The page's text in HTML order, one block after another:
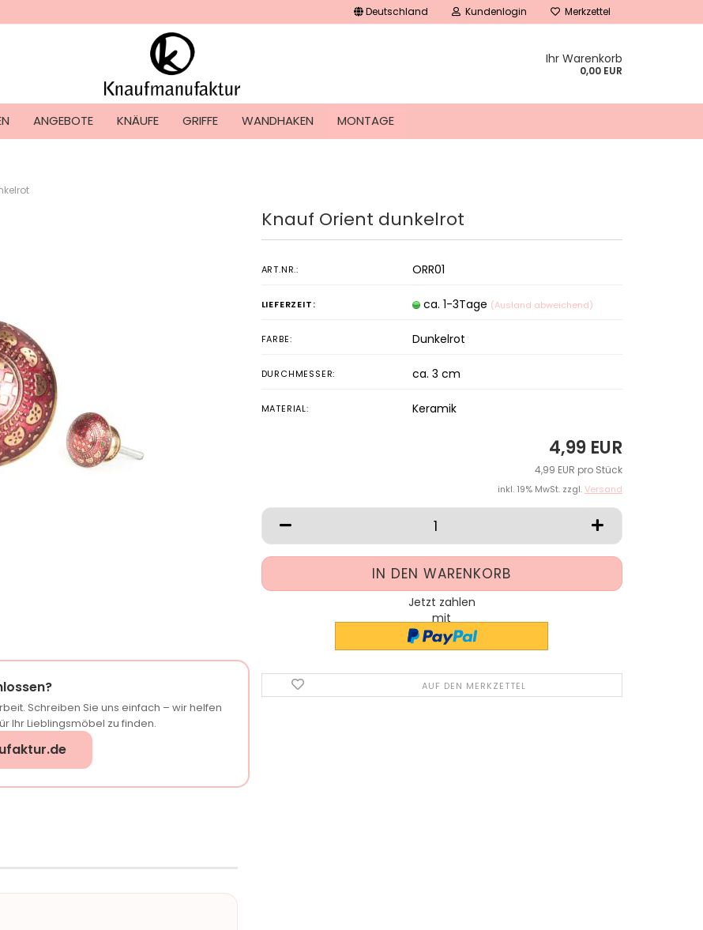
Deutschland Kundenlogin Merkzettel
Ihr Warenkorb
0,00 EUR
ANGEBOTE KNÄUFE GRIFFE WANDHAKEN MONTAGE
Knauf Orient dunkelrot
ART.NR.: ORR01
LIEFERZEIT: ca. 1-3Tage (Ausland abweichend)
FARBE: Dunkelrot
DURCHMESSER: ca. 3 cm
MATERIAL: Keramik
4,99 EUR
4,99 EUR pro Stück
inkl. 19% MwSt. zzgl.Versand
Jetzt zahlen
mit
AUF DEN MERKZETTEL
Schreiben Sie uns einfach – wir helfen
Ihr Lieblingsmöbel zu finden.